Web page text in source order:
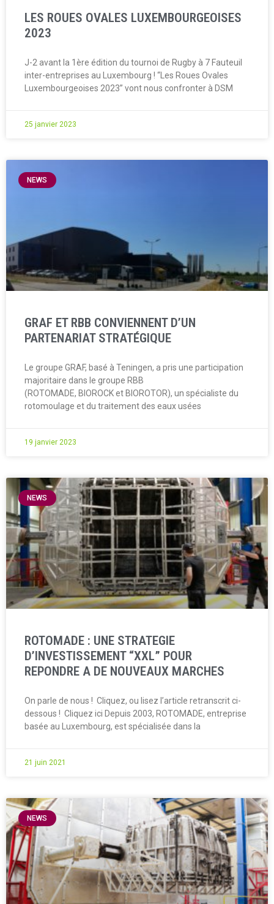
LES ROUES OVALES LUXEMBOURGEOISES
2023
J-2 avant la 1ère édition du tournoi de Rugby à 7 Fauteuil
inter-entreprises au Luxembourg ! “Les Roues Ovales
Luxembourgeoises 2023” vont nous confronter à DSM
25 janvier 2023
NEWS
GRAF ET RBB CONVIENNENT D’UN
PARTENARIAT STRATÉGIQUE
Le groupe GRAF, basé à Teningen, a pris une participation
majoritaire dans le groupe RBB
(ROTOMADE, BIOROCK et BIOROTOR), un spécialiste du
rotomoulage et du traitement des eaux usées
19 janvier 2023
NEWS
ROTOMADE : UNE STRATEGIE
D’INVESTISSEMENT “XXL” POUR
REPONDRE A DE NOUVEAUX MARCHES
On parle de nous ! Cliquez, ou lisez l’article retranscrit ci-
dessous ! Cliquez ici Depuis 2003, ROTOMADE, entreprise
basée au Luxembourg, est spécialisée dans la
21 juin 2021
NEWS